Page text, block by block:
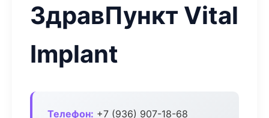
ЗдравПункт Vital
Implant
Телефон: +7 (936) 907-18-68